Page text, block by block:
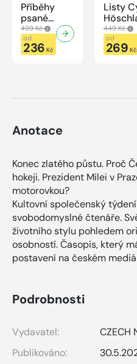
Příběhy
psané
modrou
krví
499 Kč
od
236 Kč
Listy
449 Kč
od
269 Kč
Anotace
Konec zlatého půstu. Proč
hokeji. Prezident Milei v
motorovkou?
Kultovní společenský
svobodomyslné čtenáře.
životního stylu pohledem
osobností. Časopis, který
postavení na českém
Podrobnosti
Vydavatel:
CZECH
Publikováno: